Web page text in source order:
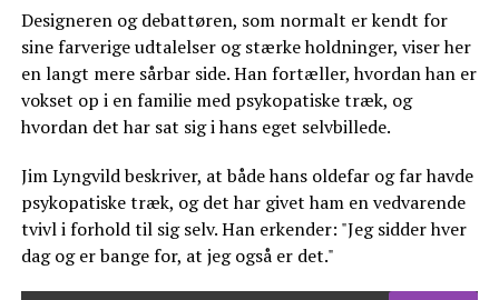
Designeren og debattøren, som normalt er kendt for
sine farverige udtalelser og stærke holdninger, viser her
en langt mere sårbar side. Han fortæller, hvordan han er
vokset op i en familie med psykopatiske træk, og
hvordan det har sat sig i hans eget selvbillede.
Jim Lyngvild beskriver, at både hans oldefar og far havde
psykopatiske træk, og det har givet ham en vedvarende
tvivl i forhold til sig selv. Han erkender: "Jeg sidder hver
dag og er bange for, at jeg også er det."